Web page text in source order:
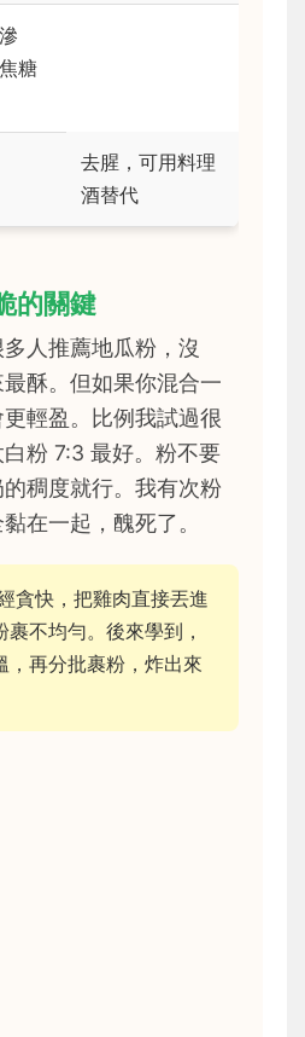
糖
去腥，可用料理
酒替代
的關鍵
人推薦地瓜粉，沒
酥。但如果你混合一
輕盈。比例我試過很
粉 7:3 最好。粉不要
稠度就行。我有次粉
在一起，醜死了。
貪快，把雞肉直接丟進
不均勻。後來學到，
，再分批裹粉，炸出來